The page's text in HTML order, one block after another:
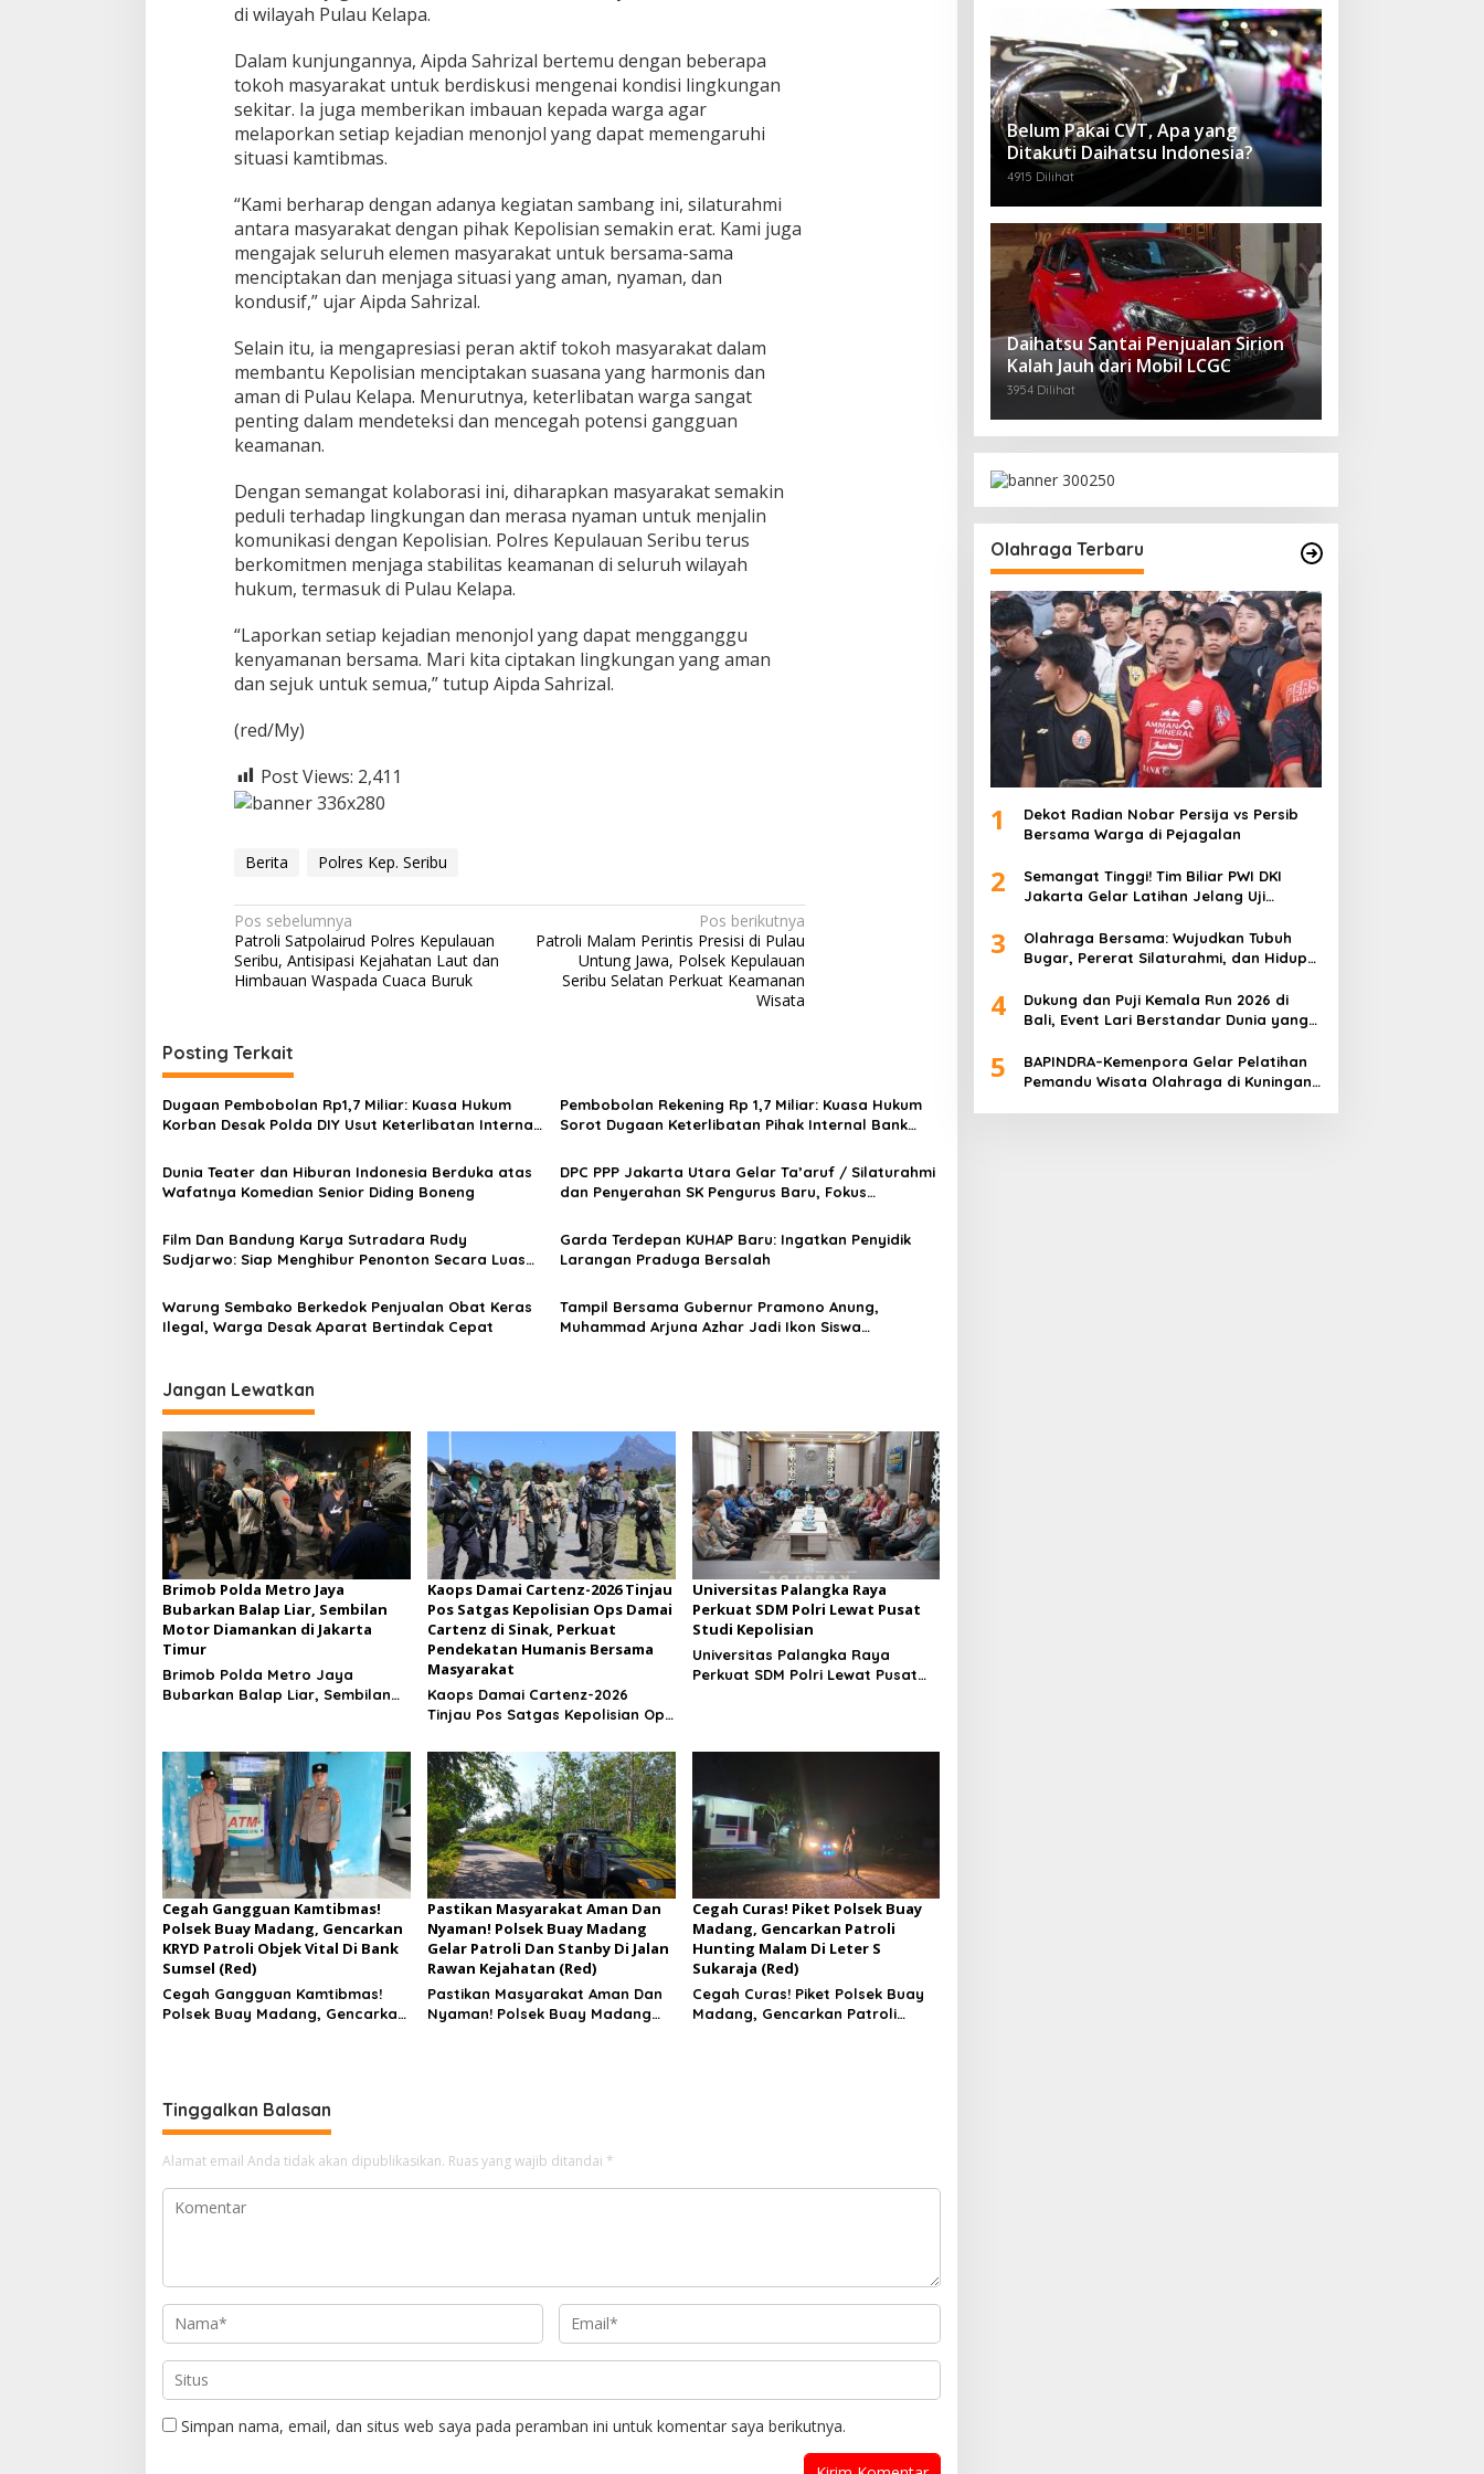
,
e
k
u
a
t
i
l
a
t
u
r
a
m
i
d
a
n
K
m
i
b
m
a
di wilayah Pulau Kelapa.
Dalam kunjungannya, Aipda Sahrizal bertemu dengan beberapa
tokoh masyarakat untuk berdiskusi mengenai kondisi lingkungan
sekitar. Ia juga memberikan imbauan kepada warga agar
melaporkan setiap kejadian menonjol yang dapat memengaruhi
situasi kamtibmas.
“Kami berharap dengan adanya kegiatan sambang ini, silaturahmi
antara masyarakat dengan pihak Kepolisian semakin erat. Kami juga
mengajak seluruh elemen masyarakat untuk bersama-sama
menciptakan dan menjaga situasi yang aman, nyaman, dan
kondusif,” ujar Aipda Sahrizal.
Selain itu, ia mengapresiasi peran aktif tokoh masyarakat dalam
membantu Kepolisian menciptakan suasana yang harmonis dan
aman di Pulau Kelapa. Menurutnya, keterlibatan warga sangat
penting dalam mendeteksi dan mencegah potensi gangguan
keamanan.
Dengan semangat kolaborasi ini, diharapkan masyarakat semakin
peduli terhadap lingkungan dan merasa nyaman untuk menjalin
komunikasi dengan Kepolisian. Polres Kepulauan Seribu terus
berkomitmen menjaga stabilitas keamanan di seluruh wilayah
hukum, termasuk di Pulau Kelapa.
“Laporkan setiap kejadian menonjol yang dapat mengganggu
kenyamanan bersama. Mari kita ciptakan lingkungan yang aman
dan sejuk untuk semua,” tutup Aipda Sahrizal.
(red/My)
Post Views: 2,411
Berita Polres Kep. Seribu
N
a
v
g
a
s
p
o
s
Pos sebelumnya
Patroli Satpolairud Polres Kepulauan
Seribu, Antisipasi Kejahatan Laut dan
Himbauan Waspada Cuaca Buruk
Pos berikutnya
Patroli Malam Perintis Presisi di Pulau
Untung Jawa, Polsek Kepulauan
Seribu Selatan Perkuat Keamanan
Wisata
Posting Terkait
Dugaan Pembobolan Rp1,7 Miliar: Kuasa Hukum
Korban Desak Polda DIY Usut Keterlibatan Internal
Pembobolan Rekening Rp 1,7 Miliar: Kuasa Hukum
Sorot Dugaan Keterlibatan Pihak Internal Bank
Dunia Teater dan Hiburan Indonesia Berduka atas
Wafatnya Komedian Senior Diding Boneng
DPC PPP Jakarta Utara Gelar Ta’aruf / Silaturahmi
dan Penyerahan SK Pengurus Baru, Fokus
Film Dan Bandung Karya Sutradara Rudy
Sudjarwo: Siap Menghibur Penonton Secara Luas
Garda Terdepan KUHAP Baru: Ingatkan Penyidik
Larangan Praduga Bersalah
Warung Sembako Berkedok Penjualan Obat Keras
Ilegal, Warga Desak Aparat Bertindak Cepat
Tampil Bersama Gubernur Pramono Anung,
Muhammad Arjuna Azhar Jadi Ikon Siswa
Jangan Lewatkan
Brimob Polda Metro Jaya
Bubarkan Balap Liar, Sembilan
Motor Diamankan di Jakarta
Timur
Brimob Polda Metro Jaya
Bubarkan Balap Liar, Sembilan
Kaops Damai Cartenz-2026 Tinjau
Pos Satgas Kepolisian Ops Damai
Cartenz di Sinak, Perkuat
Pendekatan Humanis Bersama
Masyarakat
Kaops Damai Cartenz-2026
Tinjau Pos Satgas Kepolisian Ops
Pendekatan Humanis Bersama
Masyarakat
Universitas Palangka Raya
Perkuat SDM Polri Lewat Pusat
Studi Kepolisian
Universitas Palangka Raya
Perkuat SDM Polri Lewat Pusat
Cegah Gangguan Kamtibmas!
Polsek Buay Madang, Gencarkan
KRYD Patroli Objek Vital Di Bank
Sumsel (Red)
Cegah Gangguan Kamtibmas!
Polsek Buay Madang, Gencarkan
Pastikan Masyarakat Aman Dan
Nyaman! Polsek Buay Madang
Gelar Patroli Dan Stanby Di Jalan
Rawan Kejahatan (Red)
Pastikan Masyarakat Aman Dan
Nyaman! Polsek Buay Madang
Cegah Curas! Piket Polsek Buay
Madang, Gencarkan Patroli
Hunting Malam Di Leter S
Sukaraja (Red)
Cegah Curas! Piket Polsek Buay
Madang, Gencarkan Patroli
Tinggalkan Balasan
Alamat email Anda tidak akan dipublikasikan. Ruas yang wajib ditandai *
Simpan nama, email, dan situs web saya pada peramban ini untuk komentar saya berikutnya.
Belum Pakai CVT, Apa yang
Ditakuti Daihatsu Indonesia?
4915 Dilihat
Daihatsu Santai Penjualan Sirion
Kalah Jauh dari Mobil LCGC
3954 Dilihat
Olahraga Terbaru
1
Dekot Radian Nobar Persija vs Persib
Bersama Warga di Pejagalan
2
Semangat Tinggi! Tim Biliar PWI DKI
Jakarta Gelar Latihan Jelang Uji
3
Olahraga Bersama: Wujudkan Tubuh
Bugar, Pererat Silaturahmi, dan Hidup
4
Dukung dan Puji Kemala Run 2026 di
Bali, Event Lari Berstandar Dunia yang
5
BAPINDRA–Kemenpora Gelar Pelatihan
Pemandu Wisata Olahraga di Kuningan